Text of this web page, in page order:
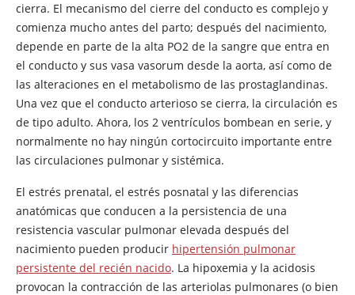
cierra. El mecanismo del cierre del conducto es complejo y
comienza mucho antes del parto; después del nacimiento,
depende en parte de la alta PO2 de la sangre que entra en
el conducto y sus vasa vasorum desde la aorta, así como de
las alteraciones en el metabolismo de las prostaglandinas.
Una vez que el conducto arterioso se cierra, la circulación es
de tipo adulto. Ahora, los 2 ventrículos bombean en serie, y
normalmente no hay ningún cortocircuito importante entre
las circulaciones pulmonar y sistémica.
El estrés prenatal, el estrés posnatal y las diferencias
anatómicas que conducen a la persistencia de una
resistencia vascular pulmonar elevada después del
nacimiento pueden producir hipertensión pulmonar
persistente del recién nacido. La hipoxemia y la acidosis
provocan la contracción de las arteriolas pulmonares (o bien